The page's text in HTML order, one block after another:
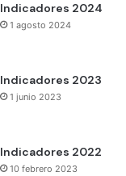
Indicadores 2024
1 agosto 2024
Indicadores 2023
1 junio 2023
Indicadores 2022
10 febrero 2023